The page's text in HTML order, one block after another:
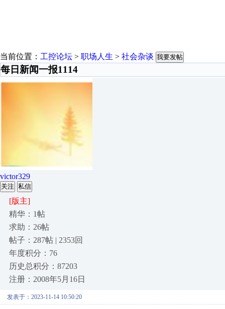
当前位置： 工控论坛 > 职场人生 > 社会杂谈 我要发帖
每日新闻一报1114
victor329
关注 私信
[版主]
精华：1帖
求助：26帖
帖子：287帖 | 2353回
年度积分：76
历史总积分：87203
注册：2008年5月16日
发表于：2023-11-14 10:50:20